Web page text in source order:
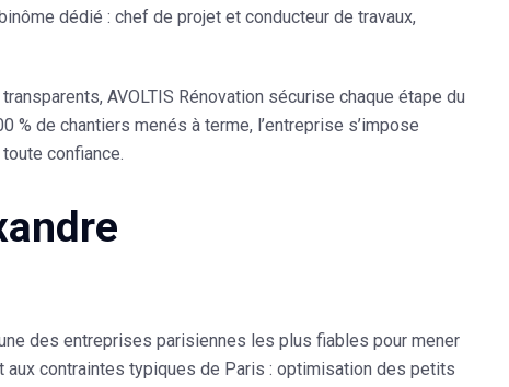
dédié : chef de projet et conducteur de travaux,
AVOLTIS Rénovation sécurise chaque étape du
% de chantiers menés à terme, l’entreprise s’impose
confiance.
des entreprises parisiennes les plus fiables pour mener
aux contraintes typiques de Paris : optimisation des petits